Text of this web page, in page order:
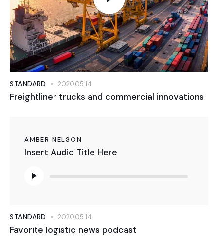
STANDARD 2020.05.14.
Freightliner trucks and commercial innovations
AMBER NELSON
Insert Audio Title Here
lejátszó
STANDARD 2020.05.14.
Favorite logistic news podcast